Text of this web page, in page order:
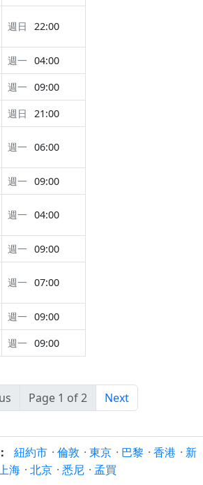
週日 22:00
週一 04:00
週一 09:00
週日
21:00
週一 06:00
週一 09:00
週一 04:00
週一 09:00
週一 07:00
週一 09:00
週一 09:00
Page 1 of 2 Next
紐約市 · 倫敦 · 東京 · 巴黎 · 香港 · 新
海 · 北京 · 悉尼 · 孟買